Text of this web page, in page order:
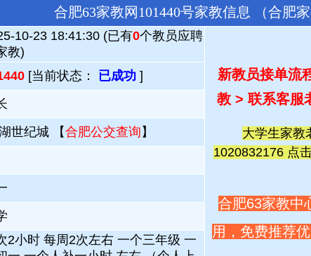
合肥63家教网101440号家教信息 （合肥家
10-23 18:41:30 (已有0个教员应聘
教)
新教员接单流
教 > 联系客服
大学生家教
1020832176 点
合肥63家教中
用，免费推荐
[当前状态： 已成功 ]
世纪城 【合肥公交查询 】
2小时 每周2次左右 一个三年级 一